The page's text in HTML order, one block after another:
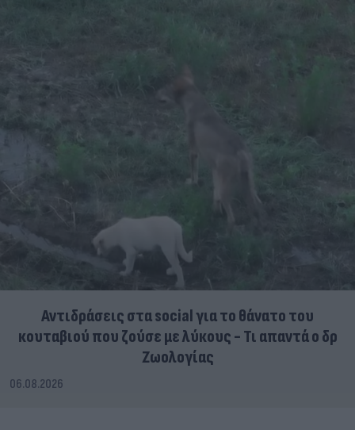
Αντιδράσεις στα social για το θάνατο του
κουταβιού που ζούσε με λύκους - Τι απαντά ο δρ
Ζωολογίας
06.08.2026